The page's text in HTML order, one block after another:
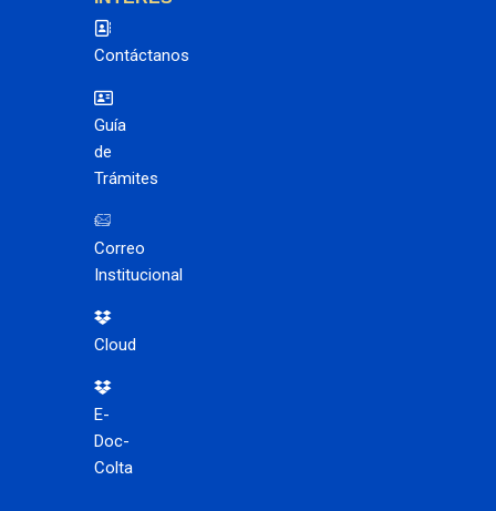
Contáctanos
Guía
de
Trámites
Correo
Institucional
Cloud
E-
Doc-
Colta